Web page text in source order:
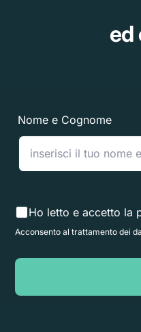
ed
Nome e Cognome
Ho letto e accetto la
Acconsento al trattamento dei